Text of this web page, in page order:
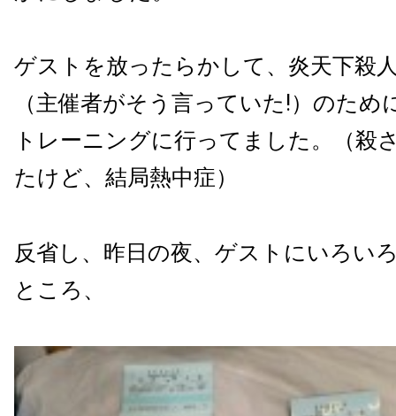
ゲストを放ったらかして、炎天下殺
（主催者がそう言っていた!）のため
トレーニングに行ってました。（殺
たけど、結局熱中症）
反省し、昨日の夜、ゲストにいろい
ところ、